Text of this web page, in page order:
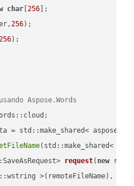
char [256 ];
256);
);
Aspose.Words
= std::make_shared<
(std::make_shared<
request( new
>(remoteFileName),